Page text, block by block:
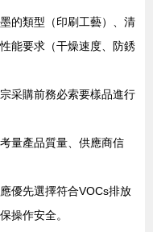
的類型（印刷工藝）、清
能要求（干燥速度、防銹
采購前務必索要樣品進行
量產品質量、供應商信
優先選擇符合VOCs排放
操作安全。